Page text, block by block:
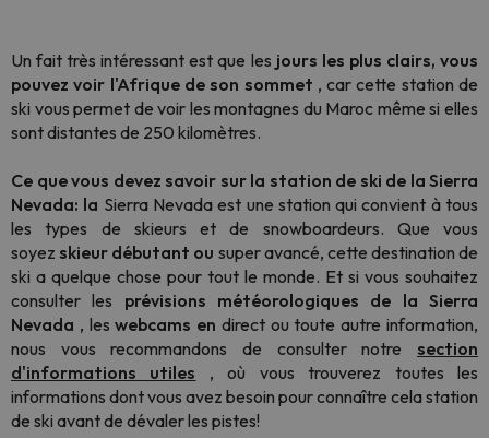
Un fait très intéressant est que les jours les plus clairs, vous
pouvez voir l'Afrique de son sommet , car cette station de
ski vous permet de voir les montagnes du Maroc même si elles
sont distantes de 250 kilomètres.
Ce que vous devez savoir sur la station de ski de la Sierra
Nevada: la Sierra Nevada est une station qui convient à tous
les types de skieurs et de snowboardeurs. Que vous
soyez skieur débutant ou super avancé, cette destination de
ski a quelque chose pour tout le monde. Et si vous souhaitez
consulter les prévisions météorologiques de la Sierra
Nevada , leswebcams en direct ou toute autre information,
nous vous recommandons de consulter notre section
d'informations utiles , où vous trouverez toutes les
informations dont vous avez besoin pour connaître cela station
de ski avant de dévaler les pistes!